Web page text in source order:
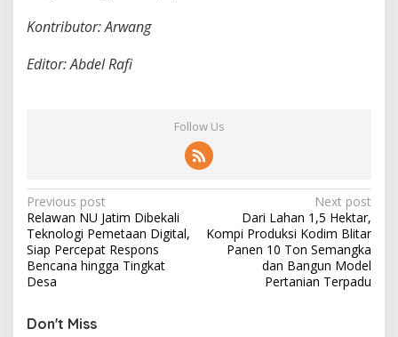
Kontributor: Arwang
Editor: Abdel Rafi
Follow Us
P
o
s
t
a
Previous post
Relawan NU Jatim Dibekali
Teknologi Pemetaan Digital,
Siap Percepat Respons
Bencana hingga Tingkat
Desa
Next post
Dari Lahan 1,5 Hektar,
Kompi Produksi Kodim Blitar
Panen 10 Ton Semangka
dan Bangun Model
Pertanian Terpadu
Don't Miss